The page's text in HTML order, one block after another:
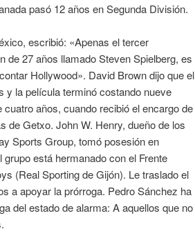
pasó 12 años en Segunda División.
escribió: «Apenas el tercer
de 27 años llamado Steven Spielberg, es
Hollywood». David Brown dijo que el
y la película terminó costando nueve
años, cuando recibió el encargo de
de Getxo. John W. Henry, dueño de los
Sports Group, tomó posesión en
está hermanado con el Frente
(Real Sporting de Gijón). Le traslado el
a apoyar la prórroga. Pedro Sánchez ha
del estado de alarma: A aquellos que no